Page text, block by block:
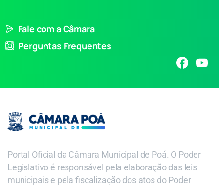
Fale com a Câmara
Perguntas Frequentes
Portal Oficial da Câmara Municipal de Poá. O Poder
Legislativo é responsável pela elaboração das leis
municipais e pela fiscalização dos atos do Poder